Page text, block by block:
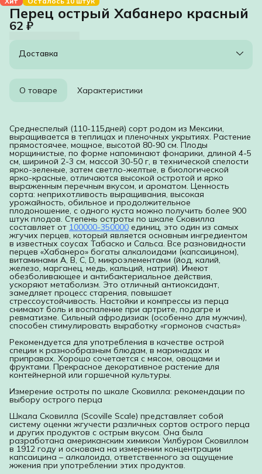
Перец острый Хабанеро красный
62 ₽
Доставка
О товаре Характеристики
Среднеспелый (110-115дней) сорт родом из Мексики,
выращивается в теплицах и пленочных укрытиях. Растение
прямостоячее, мощное, высотой 80-90 см. Плоды
морщинистые, по форме напоминают фонарики, длиной 4-5
см, шириной 2-3 см, массой 30-50 г, в технической спелости
ярко-зеленые, затем светло-желтые, в биологической
ярко-красные, отличаются высокой остротой и ярко
выраженным перечным вкусом, и ароматом. Ценность
сорта: неприхотливость выращивания, высокая
урожайность, обильное и продолжительное
плодоношение, с одного куста можно получить более 900
штук плодов. Степень остроты по шкале Сковилла
составляет от 100000-350000 единиц, это один из самых
жгучих перцев, который является основным ингредиентом
в известных соусах Табаско и Сальса. Все разновидности
перцев «Хабанеро» богаты алкалоидами (капсаицином),
витаминами А, В, С, D, микроэлементами (йод, калий,
железо, марганец, медь, кальций, натрий). Имеют
обезболивающее и антибактериальное действия,
ускоряют метаболизм. Это отличный антиоксидант,
замедляет процесс старения, повышает
стрессоустойчивость. Настойки и компрессы из перца
снимают боль и воспаление при артрите, подагре и
ревматизме. Сильный афродизиак (особенно для мужчин),
способен стимулировать выработку «гормонов счастья»
Рекомендуется для употребления в качестве острой
специи к разнообразным блюдам, в маринадах и
приправах. Хорошо сочетается с мясом, овощами и
фруктами. Прекрасное декоративное растение для
контейнерной или горшечной культуры.
Измерение остроты по шкале Сковилла: рекомендации по
выбору острого перца
Шкала Сковилла (Scoville Scale) представляет собой
систему оценки жгучести различных сортов острого перца
и других продуктов с острым вкусом. Она была
разработана американским химиком Уилбуром Сковиллом
в 1912 году и основана на измерении концентрации
капсаицина – алкалоида, ответственного за ощущение
жжения при употреблении этих продуктов.